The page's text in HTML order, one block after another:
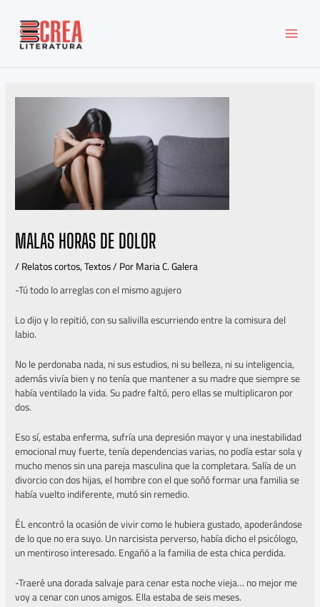
contenido
MALAS HORAS DE DOLOR
/Relatos cortos,Textos/ PorMaria C. Galera
-Tú todo lo arreglas con el mismo agujero
Lo dijo y lo repitió, con su salivilla escurriendo entre la comisura del
labio.
No le perdonaba nada, ni sus estudios, ni su belleza, ni su inteligencia,
además vivía bien y no tenía que mantener a su madre que siempre se
había ventilado la vida. Su padre faltó, pero ellas se multiplicaron por
dos.
Eso sí, estaba enferma, sufría una depresión mayor y una inestabilidad
emocional muy fuerte, tenía dependencias varias, no podía estar sola y
mucho menos sin una pareja masculina que la completara. Salía de un
divorcio con dos hijas, el hombre con el que soñó formar una familia se
había vuelto indiferente, mutó sin remedio.
ÉL encontró la ocasión de vivir como le hubiera gustado, apoderándose
de lo que no era suyo. Un narcisista perverso, había dicho el psicólogo,
un mentiroso interesado. Engañó a la familia de esta chica perdida.
-Traeré una dorada salvaje para cenar esta noche vieja… no mejor me
voy a cenar con unos amigos. Ella estaba de seis meses.